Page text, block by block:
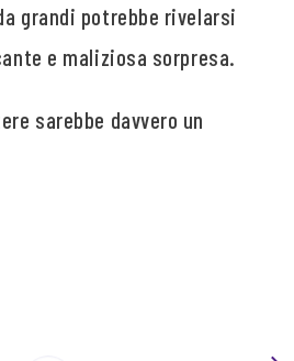
grandi potrebbe rivelarsi
e maliziosa sorpresa.
sarebbe davvero un